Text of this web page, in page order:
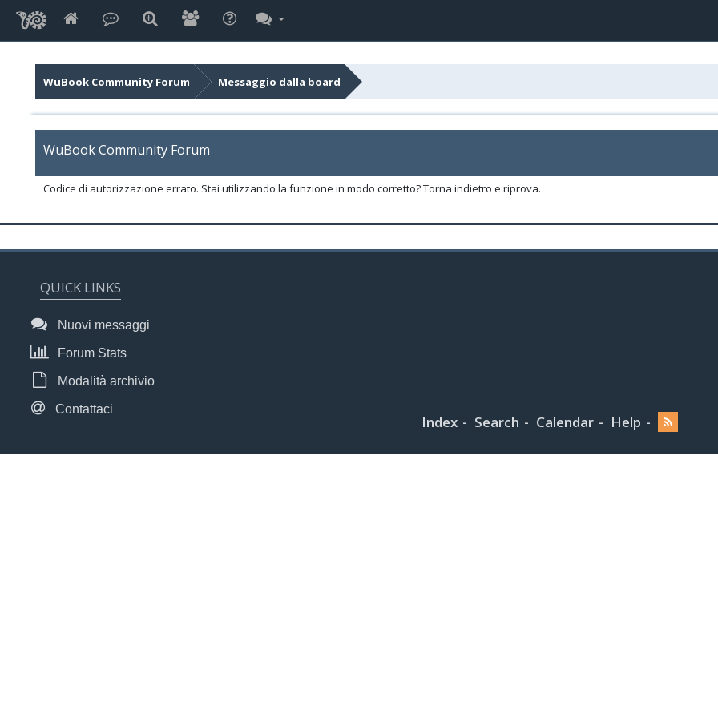
WuBook Community Forum Messaggio dalla board
WuBook Community Forum
Codice di autorizzazione errato. Stai utilizzando la funzione in modo corretto? Torna indietro e riprova.
QUICK LINKS
Nuovi messaggi
Forum Stats
Modalità archivio
Contattaci
Index Search Calendar Help